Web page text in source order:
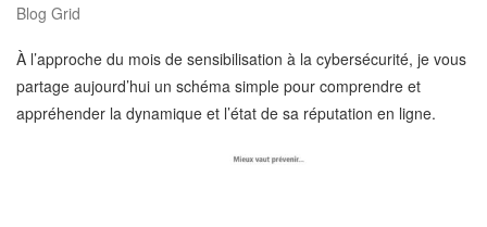
Blog Grid
À l’approche du mois de sensibilisation à la cybersécurité, je vous
partage aujourd’hui un schéma simple pour comprendre et
appréhender la dynamique et l’état de sa réputation en ligne.